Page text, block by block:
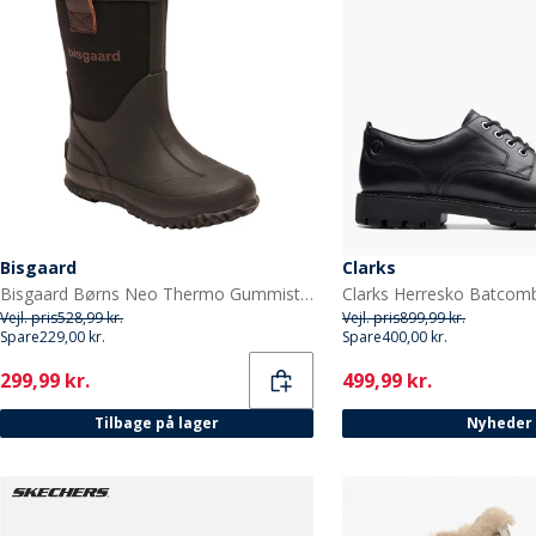
Bisgaard
Bisgaard Børns Neo Thermo Gummistøvler Sort
Vejl. pris528,99 kr.
Spare229,00 kr.
Current
299,99 kr.
Tilbage på lager
Clarks
Vejl. pris899,99 kr.
Spare400,00 kr.
Current
499,99 kr.
Nyheder